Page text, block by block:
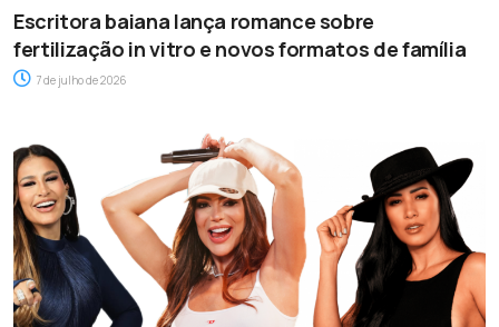
Escritora baiana lança romance sobre
fertilização in vitro e novos formatos de família
7 de julho de 2026